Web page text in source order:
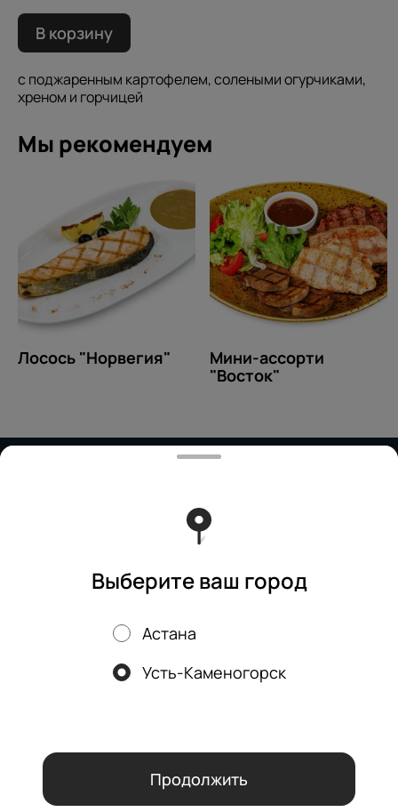
аналитических сервисов согласно нашейполитике
конфиденциальности
ОК
В корзину
с поджаренным картофелем, солеными огурчиками,
хреном и горчицей
Мы рекомендуем
Лосось "Норвегия"
Мини-ассорти
"Восток"
Политика конфиденциальности
Акции, скидки, кэшбэк − в нашем приложении!
Выберите ваш город
Астана
Усть-Каменогорск